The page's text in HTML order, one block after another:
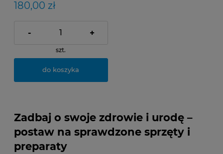
180,00 zł
- +
szt.
do koszyka
Zadbaj o swoje zdrowie i urodę –
postaw na sprawdzone sprzęty i
preparaty